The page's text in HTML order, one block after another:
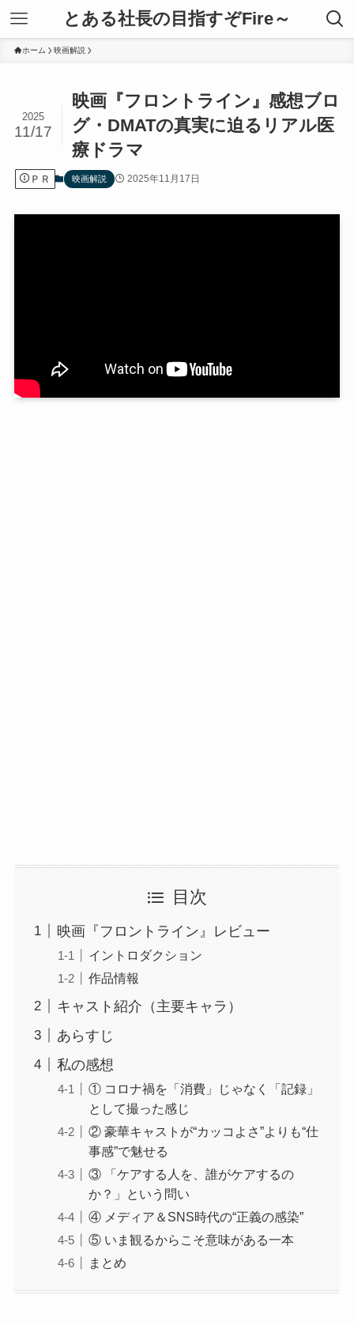
とある社長の目指すぞFire～
ホーム 映画解説
映画『フロントライン』感想ブロ
グ・DMATの真実に迫るリアル医
療ドラマ
2025
11/17
ＰＲ 映画解説 2025年11月17日
目次
映画『フロントライン』レビュー
イントロダクション
作品情報
キャスト紹介（主要キャラ）
あらすじ
私の感想
① コロナ禍を「消費」じゃなく「記録」
として撮った感じ
② 豪華キャストが“カッコよさ”よりも“仕
事感”で魅せる
③ 「ケアする人を、誰がケアするの
か？」という問い
④ メディア＆SNS時代の“正義の感染”
⑤ いま観るからこそ意味がある一本
まとめ